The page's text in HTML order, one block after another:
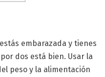
embarazada y tienes
dos está bien. Usar la
peso y la alimentación